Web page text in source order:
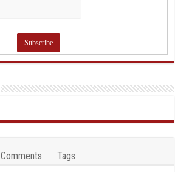
Comments Tags